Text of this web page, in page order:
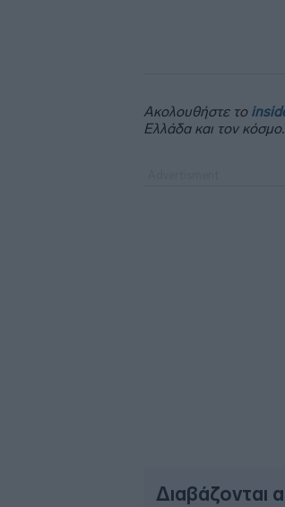
Ακολουθήστε το
Ελλάδα και τον κόσμο.
Διαβάζονται